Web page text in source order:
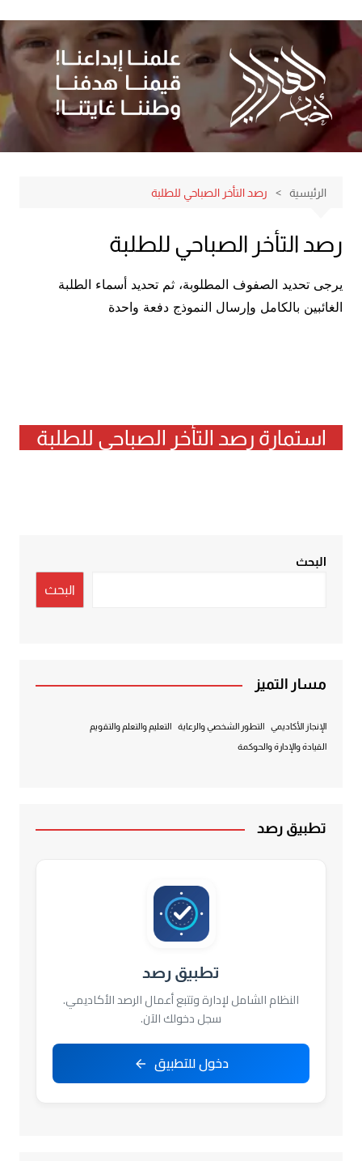
إلى
المحتوى
الرئيسية رصد التأخر الصباحي للطلبة
رصد التأخر الصباحي للطلبة
يرجى تحديد الصفوف المطلوبة، ثم تحديد أسماء الطلبة
الغائبين بالكامل وإرسال النموذج دفعة واحدة
استمارة رصد التأخر الصباحي للطلبة
البحث
البحث
مسار التميز
الإنجاز الأكاديمي التطور الشخصي والرعاية التعليم والتعلم والتقويم
القيادة والإدارة والحوكمة
تطبيق رصد
تطبيق رصد
النظام الشامل لإدارة وتتبع أعمال الرصد الأكاديمي.
سجل دخولك الآن.
دخول للتطبيق